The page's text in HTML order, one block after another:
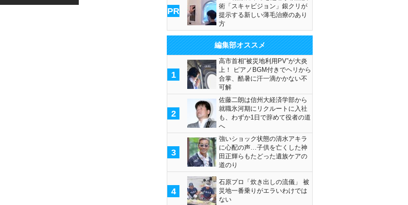
PR
術「スキャビジョン」銀クリが
提示する新しい薄毛治療のあり
方
編集部オススメ
1
高市首相“被災地利用PV”が大炎
上！ ピアノBGM付きでヘリから
合掌、酷暑に汗一滴かかない不
可解
2
佐藤二朗は信州大経済学部から
就職氷河期にリクルートに入社
も、わずか1日で辞めて役者の道
へ
3
強いショック状態の清水アキラ
に心配の声…子供を亡くした神
田正輝らもたどった遺族ケアの
道のり
4
石原プロ「炊き出しの流儀」 被
災地一番乗りがエラいわけでは
ない